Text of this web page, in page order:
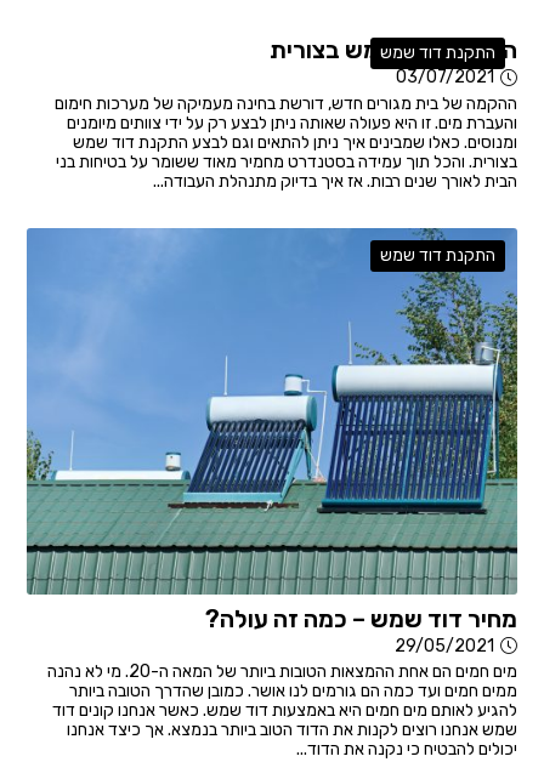
התקנת דוד שמש
התקנת דוד שמש בצורית
03/07/2021
ההקמה של בית מגורים חדש, דורשת בחינה מעמיקה של מערכות חימום
והעברת מים. זו היא פעולה שאותה ניתן לבצע רק על ידי צוותים מיומנים
ומנוסים. כאלו שמבינים איך ניתן להתאים וגם לבצע התקנת דוד שמש
בצורית. והכל תוך עמידה בסטנדרט מחמיר מאוד ששומר על בטיחות בני
הבית לאורך שנים רבות. אז איך בדיוק מתנהלת העבודה...
התקנת דוד שמש
מחיר דוד שמש – כמה זה עולה?
29/05/2021
מים חמים הם אחת ההמצאות הטובות ביותר של המאה ה-20. מי לא נהנה
ממים חמים ועד כמה הם גורמים לנו אושר. כמובן שהדרך הטובה ביותר
להגיע לאותם מים חמים היא באמצעות דוד שמש. כאשר אנחנו קונים דוד
שמש אנחנו רוצים לקנות את הדוד הטוב ביותר בנמצא. אך כיצד אנחנו
יכולים להבטיח כי נקנה את הדוד...